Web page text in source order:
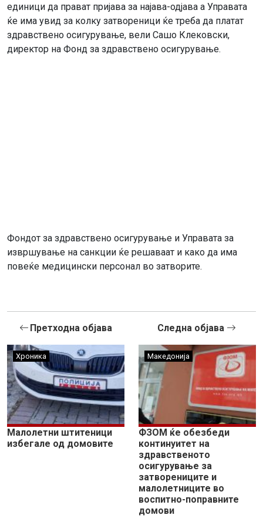
единици да прават пријава за најава-одјава а Управата
ќе има увид за колку затвореници ќе треба да платат
здравствено осигурување, вели Сашо Клековски,
директор на Фонд за здравствено осигурување.
Фондот за здравствено осигурување и Управата за
извршување на санкции ќе решаваат и како да има
повеќе медицински персонал во затворите.
Претходна објава
Хроника
Малолетни штитеници
избегале од домовите
Следна објава
Македонија
ФЗОМ ќе обезбеди
континуитет на
здравственото
осигурување за
затворениците и
малолетниците во
воспитно-поправните
домови